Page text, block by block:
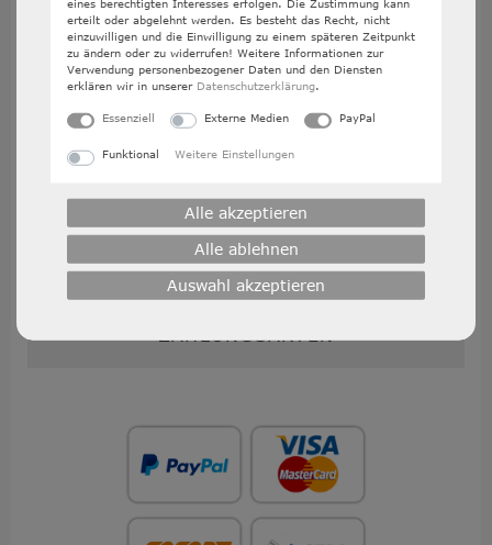
Bitte kontaktiert uns via Telefon oder Email für
einen Termin
So erreicht Ihr uns telefonisch
Telefon: +49 (0)
8382 - 8899340
Samstag 09:00 - 14:00 Uhr
E-Mail: info@dr-sup.com
ZAHLUNGSARTEN
erteilt oder abgelehnt werden. Es besteht das Recht, nicht
einzuwilligen und die Einwilligung zu einem späteren Zeitpunkt
zu ändern oder zu widerrufen! Weitere Informationen zur
Verwendung personenbezogener Daten und den Diensten
erklären wir in unserer Daten­schutz­erklärung
Essenziell Externe Medien PayPal
Funktional Weitere Einstellungen
Alle akzeptieren
Alle ablehnen
Auswahl akzeptieren